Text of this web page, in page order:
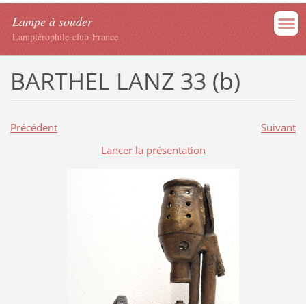
Lampe à souder
Lamptérophile-club-France
BARTHEL LANZ 33 (b)
Précédent
Suivant
Lancer la présentation